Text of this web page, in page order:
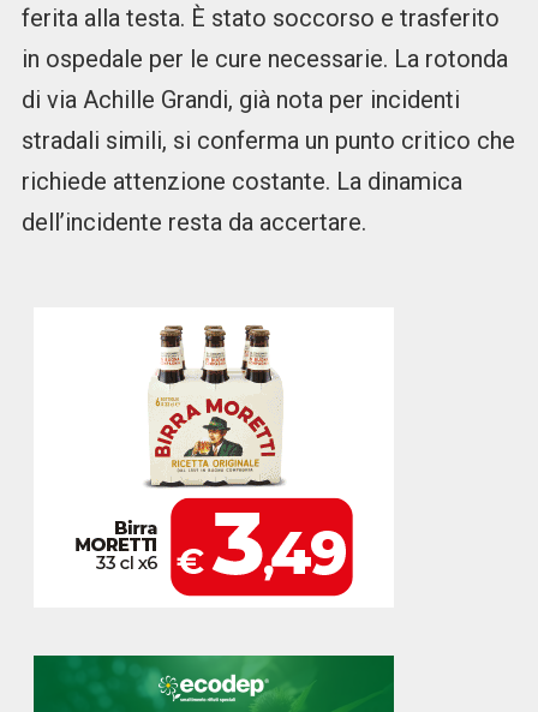
ferita alla testa. È stato soccorso e trasferito
in ospedale per le cure necessarie. La rotonda
di via Achille Grandi, già nota per incidenti
stradali simili, si conferma un punto critico che
richiede attenzione costante. La dinamica
dell’incidente resta da accertare.